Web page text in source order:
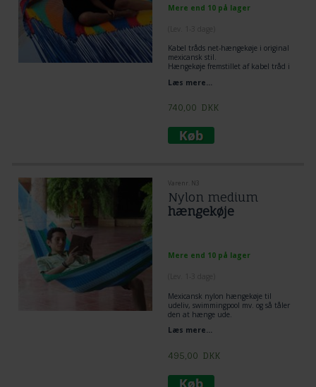
Mere end 10 på lager
Kabel tråds net-hængekøje i original
mexicansk stil.
Hængekøje fremstillet af kabel tråd i
nylontråd.
nylon det tåler vand.
Læs mere...
740,00 DKK
Varenr. N3
Nylon medium
hængekøje
Mere end 10 på lager
Mexicansk nylon hængekøje til
udeliv, swimmingpool mv. og så tåler
den at hænge ude.
Læs mere...
495,00 DKK